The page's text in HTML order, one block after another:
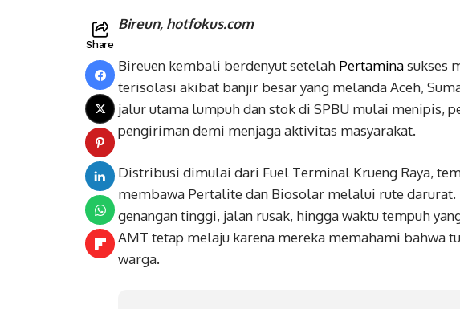
Share
Bireun, hotfokus.com
Bireuen kembali berdenyut setelah Pertaminasukses
terisolasi akibat banjir besar yang melanda Aceh,
jalur utama lumpuh dan stok di SPBU mulai menipis,
pengiriman demi menjaga aktivitas masyarakat.
Distribusi dimulai dari Fuel Terminal Krueng Raya,
membawa Pertalite dan Biosolar melalui rute
genangan tinggi, jalan rusak, hingga waktu tempuh
AMT tetap melaju karena mereka memahami bahwa
warga.